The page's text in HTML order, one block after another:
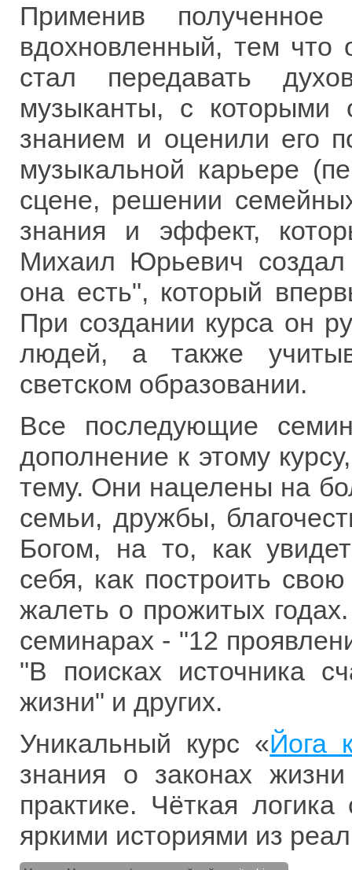
Применив
вдохновленный, тем
стал передавать
музыканты, с которыми
знанием и оценили его
музыкальной карьере
сцене, решении
знания и эффект,
Михаил Юрьевич создал
она есть", который
При создании курса он
людей, а также
светском образовании.
Все последующие
дополнение к этому
тему. Они нацелены на
семьи, дружбы,
Богом, на то, как
себя, как построить
жалеть о прожитых
семинарах - "12
"В поисках источника
жизни" и других.
Уникальный курс «Йога
знания о законах
практике. Чёткая
яркими историями из